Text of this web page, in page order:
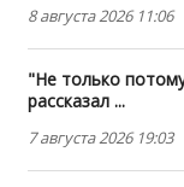
8 августа 2026 11:06
"Не только
рассказал ...
7 августа 2026 19:03